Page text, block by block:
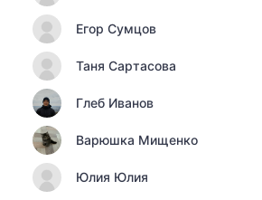
Егор Сумцов
Таня Сартасова
Глеб Иванов
Варюшка Мищенко
Юлия Юлия